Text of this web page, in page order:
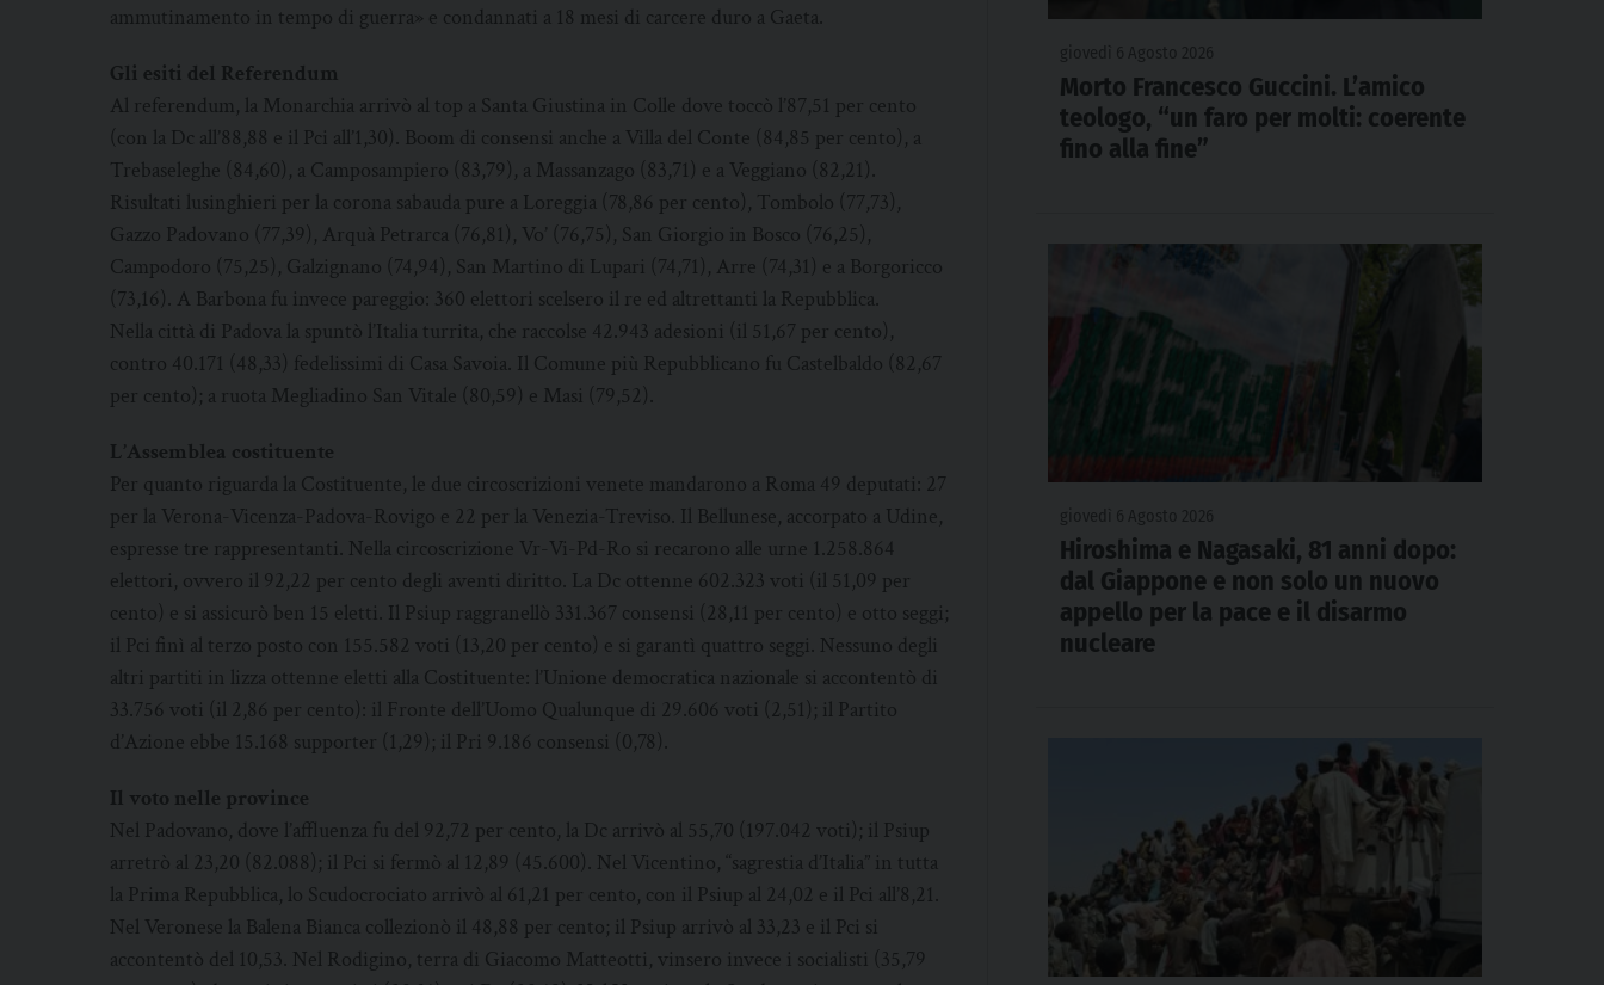
ammutinamento in tempo di guerra» e condannati a 18 mesi di carcere duro a Gaeta.
Gli esiti del Referendum
Al referendum, la Monarchia arrivò al top a Santa Giustina in Colle dove toccò l’87,51 per cento
(con la Dc all’88,88 e il Pci all’1,30). Boom di consensi anche a Villa del Conte (84,85 per cento), a
Trebaseleghe (84,60), a Camposampiero (83,79), a Massanzago (83,71) e a Veggiano (82,21).
Risultati lusinghieri per la corona sabauda pure a Loreggia (78,86 per cento), Tombolo (77,73),
Gazzo Padovano (77,39), Arquà Petrarca (76,81), Vo’ (76,75), San Giorgio in Bosco (76,25),
Campodoro (75,25), Galzignano (74,94), San Martino di Lupari (74,71), Arre (74,31) e a Borgoricco
(73,16). A Barbona fu invece pareggio: 360 elettori scelsero il re ed altrettanti la Repubblica.
Nella città di Padova la spuntò l’Italia turrita, che raccolse 42.943 adesioni (il 51,67 per cento),
contro 40.171 (48,33) fedelissimi di Casa Savoia. Il Comune più Repubblicano fu Castelbaldo (82,67
per cento); a ruota Megliadino San Vitale (80,59) e Masi (79,52).
L’Assemblea costituente
Per quanto riguarda la Costituente, le due circoscrizioni venete mandarono a Roma 49 deputati: 27
per la Verona-Vicenza-Padova-Rovigo e 22 per la Venezia-Treviso. Il Bellunese, accorpato a Udine,
espresse tre rappresentanti. Nella circoscrizione Vr-Vi-Pd-Ro si recarono alle urne 1.258.864
elettori, ovvero il 92,22 per cento degli aventi diritto. La Dc ottenne 602.323 voti (il 51,09 per
cento) e si assicurò ben 15 eletti. Il Psiup raggranellò 331.367 consensi (28,11 per cento) e otto seggi;
il Pci finì al terzo posto con 155.582 voti (13,20 per cento) e si garantì quattro seggi. Nessuno degli
altri partiti in lizza ottenne eletti alla Costituente: l’Unione democratica nazionale si accontentò di
33.756 voti (il 2,86 per cento): il Fronte dell’Uomo Qualunque di 29.606 voti (2,51); il Partito
d’Azione ebbe 15.168 supporter (1,29); il Pri 9.186 consensi (0,78).
Il voto nelle province
Nel Padovano, dove l’affluenza fu del 92,72 per cento, la Dc arrivò al 55,70 (197.042 voti); il Psiup
arretrò al 23,20 (82.088); il Pci si fermò al 12,89 (45.600). Nel Vicentino, “sagrestia d’Italia” in tutta
la Prima Repubblica, lo Scudocrociato arrivò al 61,21 per cento, con il Psiup al 24,02 e il Pci all’8,21.
Nel Veronese la Balena Bianca collezionò il 48,88 per cento; il Psiup arrivò al 33,23 e il Pci si
accontentò del 10,53. Nel Rodigino, terra di Giacomo Matteotti, vinsero invece i socialisti (35,79
Morto Francesco Guccini. L’amico
teologo, “un faro per molti: coerente
fino alla fine”
Hiroshima e Nagasaki, 81 anni dopo:
dal Giappone e non solo un nuovo
appello per la pace e il disarmo
nucleare